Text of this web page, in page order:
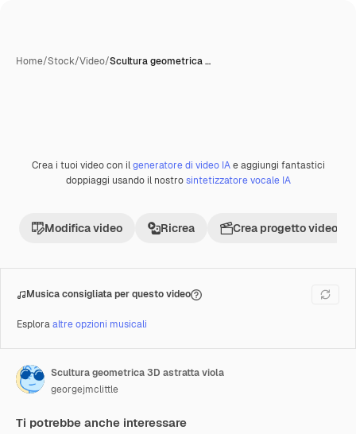
Home/Stock/Video/Scultura geometrica …
Premium
Crea i tuoi video con ilgeneratore di video IAe aggiungi fantastici
doppiaggi usando il nostrosintetizzatore vocale IA
Modifica video Ricrea Crea progetto video
Musica consigliata per questo video
Esploraaltre opzioni musicali
Scultura geometrica 3D astratta viola
georgejmclittle
Ti potrebbe anche interessare